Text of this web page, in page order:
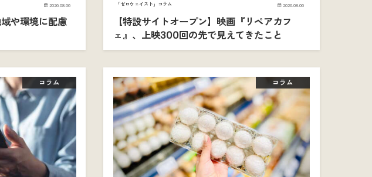
2026.08.06
や環境に配慮
「ゼロウェイスト」コラム 2026.08.06
【特設サイトオープン】映画『リペアカフ
ェ』、上映300回の先で見えてきたこと
コラム コラム